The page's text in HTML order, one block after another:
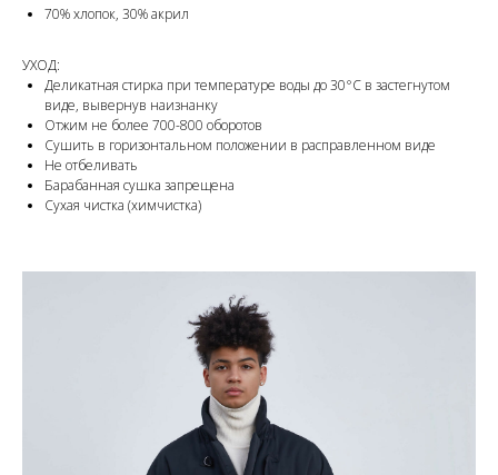
70% хлопок, 30% акрил
УХОД:
Деликатная стирка при температуре воды до 30°C в застегнутом
виде, вывернув наизнанку
Отжим не более 700-800 оборотов
Сушить в горизонтальном положении в расправленном виде
Не отбеливать
Барабанная сушка запрещена
Сухая чистка (химчистка)